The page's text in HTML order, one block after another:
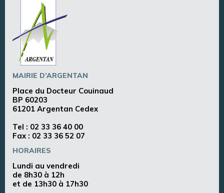
MAIRIE D’ARGENTAN
Place du Docteur Couinaud
BP 60203
61201 Argentan Cedex
Tel : 02 33 36 40 00
Fax : 02 33 36 52 07
HORAIRES
Lundi au vendredi
de 8h30 à 12h
et de 13h30 à 17h30